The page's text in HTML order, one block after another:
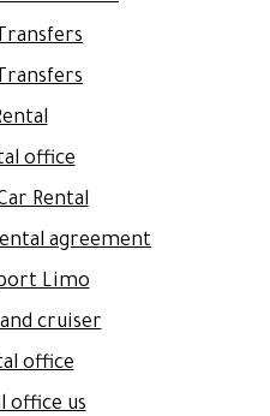
office
Rental
agreement
Limo
cruiser
office
office us